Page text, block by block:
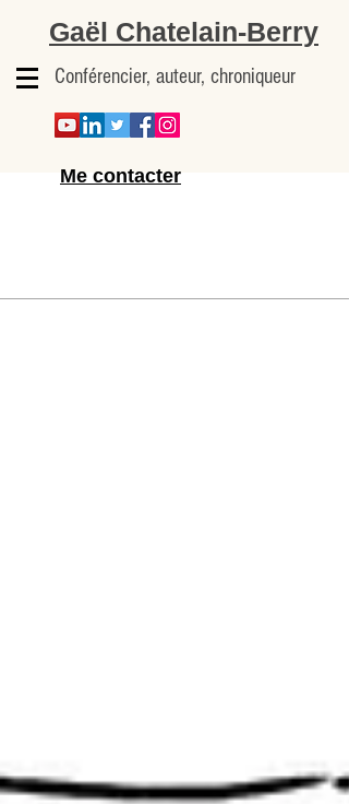
Gaël Chatelain-Berry
Conférencier, auteur, chroniqueur
Me contacter